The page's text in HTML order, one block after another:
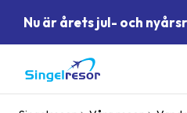
Nu är årets jul- och